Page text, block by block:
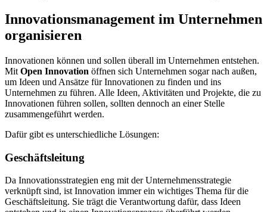
Innovationsmanagement im Unternehmen
organisieren
Innovationen können und sollen überall im Unternehmen entstehen.
Mit Open Innovation öffnen sich Unternehmen sogar nach außen,
um Ideen und Ansätze für Innovationen zu finden und ins
Unternehmen zu führen. Alle Ideen, Aktivitäten und Projekte, die zu
Innovationen führen sollen, sollten dennoch an einer Stelle
zusammengeführt werden.
Dafür gibt es unterschiedliche Lösungen:
Geschäftsleitung
Da Innovationsstrategien eng mit der Unternehmensstrategie
verknüpft sind, ist Innovation immer ein wichtiges Thema für die
Geschäftsleitung. Sie trägt die Verantwortung dafür, dass Ideen